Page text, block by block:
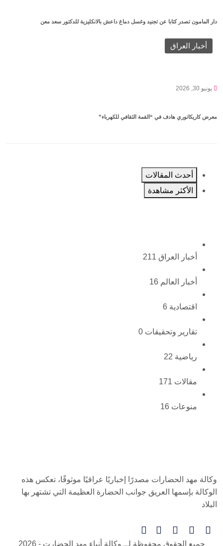
دار المامون تصدر كتابا عن تجنيد وغسل دماغ داعش بالانكليزية للدكتور سعد معن
أخبار العراق
يونيو 30, 2026
معرض كاريكاتوري هادف في “القمة الثقافي للكهرباء”
أحدث المقالات
الأكثر مشاهدة
أخبار العراق 211
أخبار العالم 16
اقتصادية 6
تقارير وتحقيقات 0
رياضية 22
مقالات 171
منوعات 16
وكالة مهد الحضارات مصدرًا إخباريًا عراقيًا موثوقًا، تعكس هذه
الوكالة بإسمها العريق جوانب الحضارة العظيمة التي تشتهر بها
البلاد
جميع الحقوق محفوظة لــ وكالة أنباء مهد الحضارت - 2026